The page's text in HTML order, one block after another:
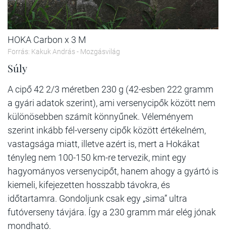
HOKA Carbon x 3 M
Forrás: Kakuk András - Mozgásvilág
Súly
A cipő 42 2/3 méretben 230 g (42-esben 222 gramm
a gyári adatok szerint), ami versenycipők között nem
különösebben számít könnyűnek. Véleményem
szerint inkább fél-verseny cipők között értékelném,
vastagsága miatt, illetve azért is, mert a Hokákat
tényleg nem 100-150 km-re tervezik, mint egy
hagyományos versenycipőt, hanem ahogy a gyártó is
kiemeli, kifejezetten hosszabb távokra, és
időtartamra. Gondoljunk csak egy „sima” ultra
futóverseny távjára. Így a 230 gramm már elég jónak
mondható.